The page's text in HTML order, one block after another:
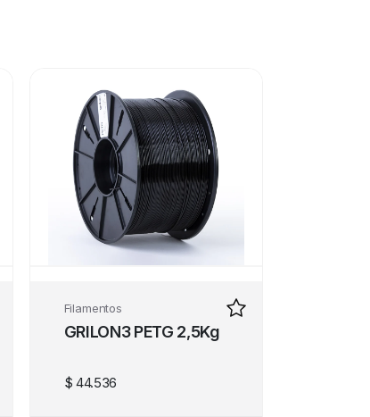
Filamentos
GRILON3 PETG 2,5Kg
$ 44.536